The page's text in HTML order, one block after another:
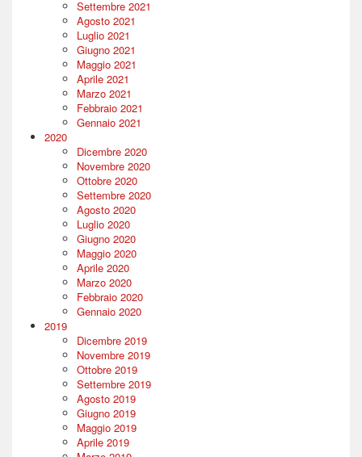
Settembre 2021
Agosto 2021
Luglio 2021
Giugno 2021
Maggio 2021
Aprile 2021
Marzo 2021
Febbraio 2021
Gennaio 2021
2020
Dicembre 2020
Novembre 2020
Ottobre 2020
Settembre 2020
Agosto 2020
Luglio 2020
Giugno 2020
Maggio 2020
Aprile 2020
Marzo 2020
Febbraio 2020
Gennaio 2020
2019
Dicembre 2019
Novembre 2019
Ottobre 2019
Settembre 2019
Agosto 2019
Giugno 2019
Maggio 2019
Aprile 2019